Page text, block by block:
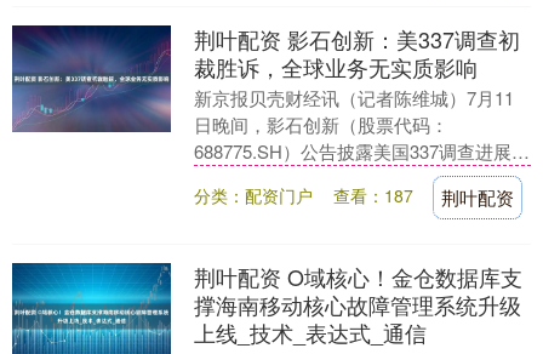
荆叶配资 影石创新：美337调查初
裁胜诉，全球业务无实质影响
新京报贝壳财经讯（记者陈维城）7月11
日晚间，影石创新（股票代码：
688775.SH）公告披露美国337调查进展，
美国运动相机公司GoPro六项指控初裁均
未成立....
分类：配资门户 查看：187 荆叶配资
荆叶配资 O域核心！金仓数据库支
撑海南移动核心故障管理系统升级
上线_技术_表达式_通信